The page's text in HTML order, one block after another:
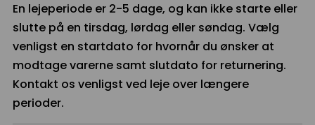
En lejeperiode er 2-5 dage, og kan ikke starte eller
slutte på en tirsdag, lørdag eller søndag. Vælg
venligst en startdato for hvornår du ønsker at
modtage varerne samt slutdato for returnering.
Kontakt os venligst ved leje over længere
perioder.